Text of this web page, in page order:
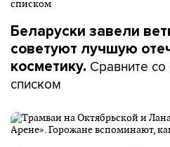
Беларуски завели
советуют лучшую
косметику. Сравните
списком